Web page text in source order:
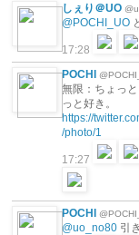
しぇり＠UO
@POCHI_UO
17:28
POCHI
無限：ちょっ
っと好き。
https://
/photo/1
17:27
POCHI
@uo_no80 引